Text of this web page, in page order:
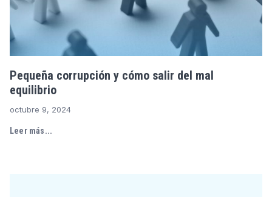
Pequeña corrupción y cómo salir del mal
equilibrio
octubre 9, 2024
Leer más...